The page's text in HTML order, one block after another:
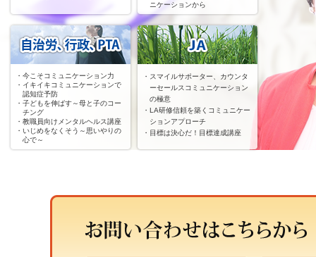
ニケーションから
・今こそコミュニケーション力
・イキイキコミュニケーションで
認知症予防
・子どもを伸ばす～母と子のコー
チング
・教職員向けメンタルヘルス講座
・いじめをなくそう～思いやりの
心で～
・スマイルサポーター、カウンタ
ーセールスコミュニケーション
の極意
・LA研修信頼を築くコミュニケー
ションアプローチ
・目標は決心だ！目標達成講座